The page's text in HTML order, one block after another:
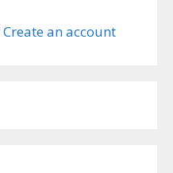
Create an account